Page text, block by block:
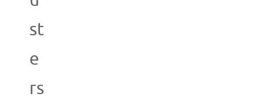
st
e
rs